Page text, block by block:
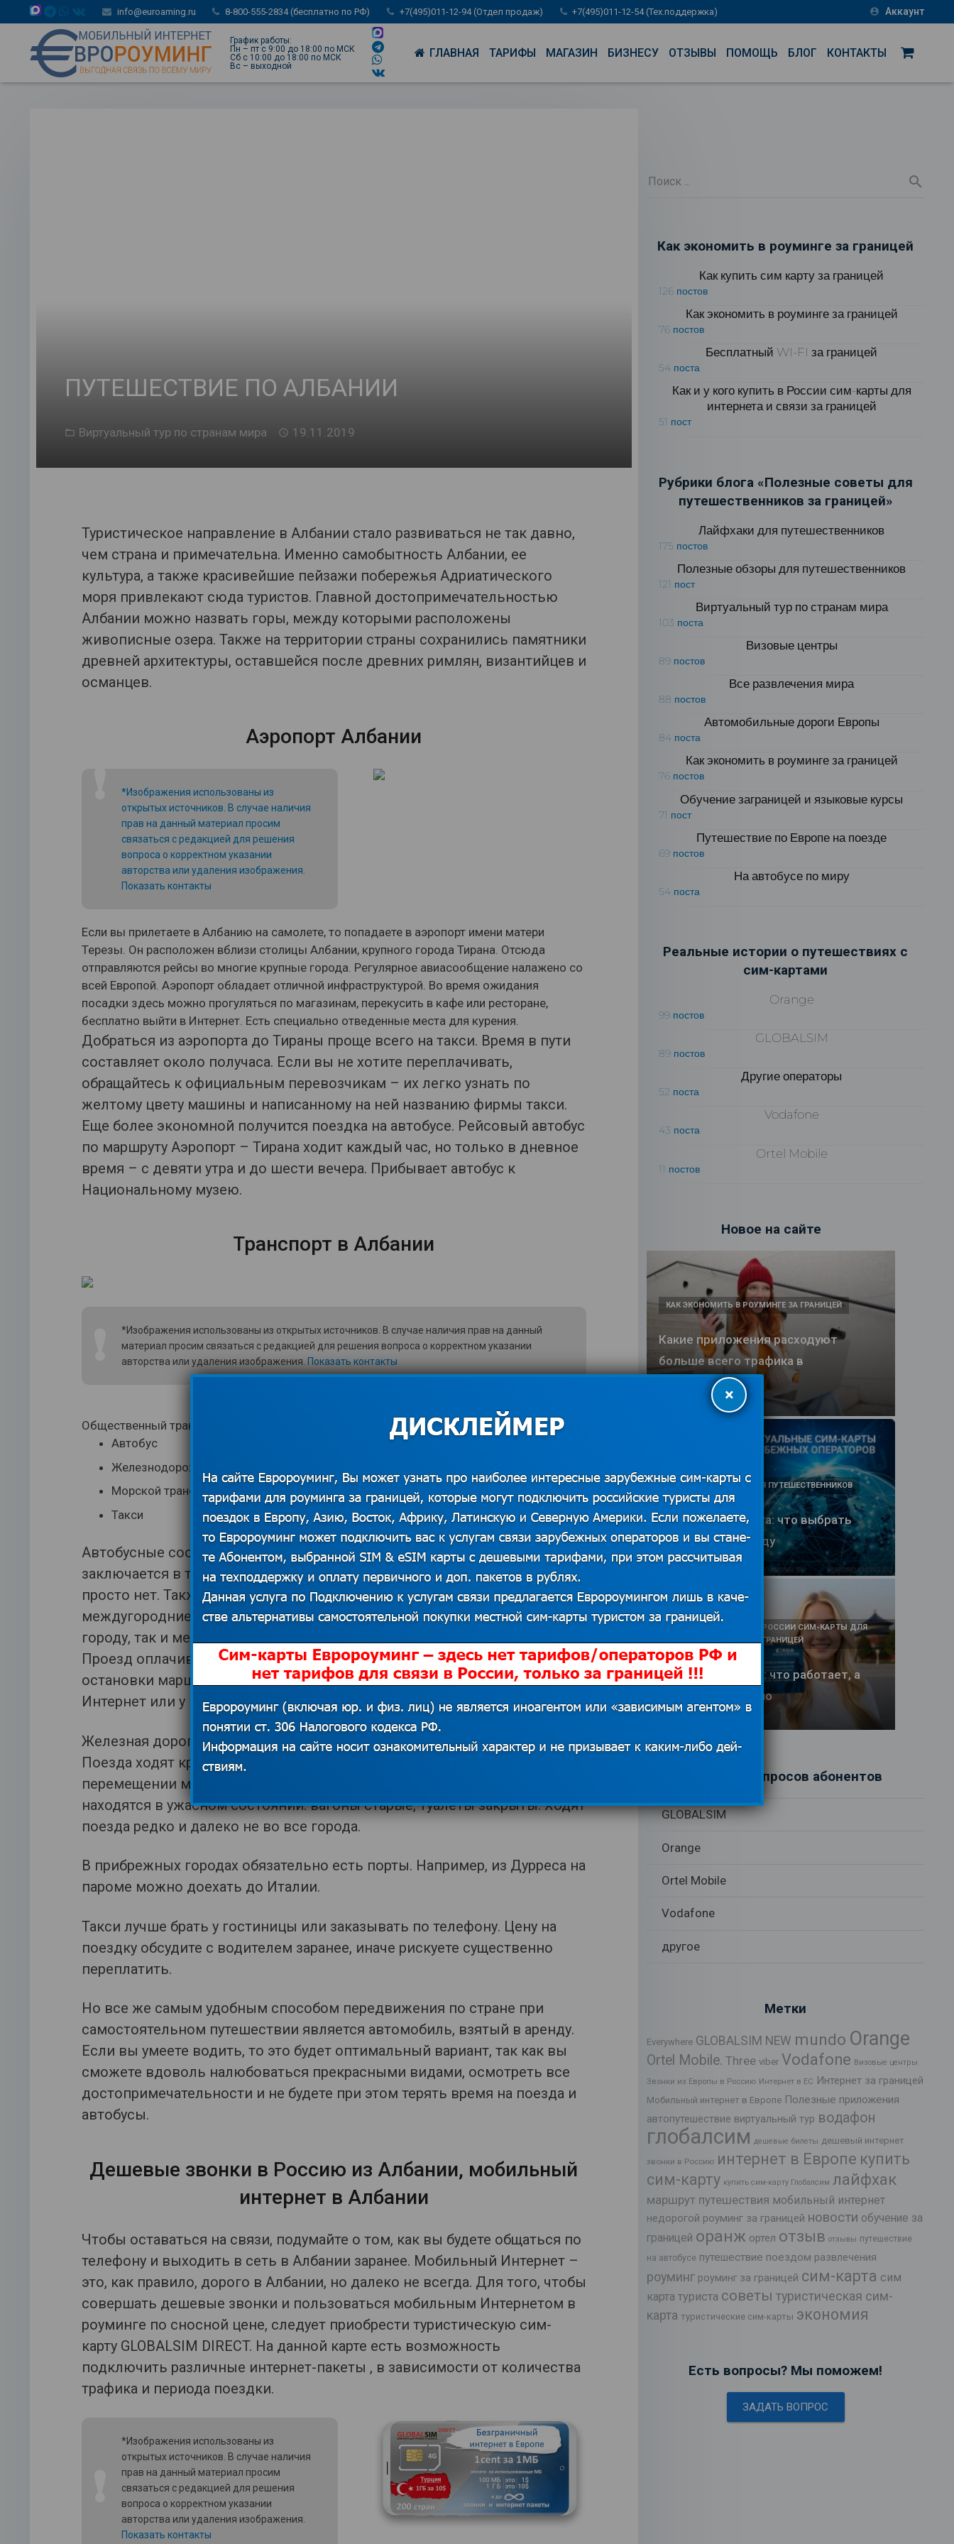
info@euroaming.ru 8-800-555-2834 (бесплатно по РФ) +7(495)011-12-94 (Отдел продаж) +7(495)011-12-54 (Тех.поддержка) account_circle Аккаунт
График работы:
Пн – пт с 9:00 до 18:00 по МСК
Сб с 10:00 до 18:00 по МСК
Вс – выходной
ГЛАВНАЯ ТАРИФЫ МАГАЗИН БИЗНЕСУ ОТЗЫВЫ ПОМОЩЬ БЛОГ КОНТАКТЫ
ПУТЕШЕСТВИЕ ПО АЛБАНИИ
Виртуальный тур по странам мира 19.11.2019
Туристическое направление в Албании стало развиваться не так давно,
чем страна и примечательна. Именно самобытность Албании, ее
культура, а также красивейшие пейзажи побережья Адриатического
моря привлекают сюда туристов. Главной достопримечательностью
Албании можно назвать горы, между которыми расположены
живописные озера. Также на территории страны сохранились памятники
древней архитектуры, оставшейся после древних римлян, византийцев и
османцев.
Аэропорт Албании
*Изображения использованы из
открытых источников. В случае наличия
прав на данный материал просим
связаться с редакцией для решения
вопроса о корректном указании
авторства или удаления изображения.
Показать контакты
Если вы прилетаете в Албанию на самолете, то попадаете в аэропорт имени матери
Терезы. Он расположен вблизи столицы Албании, крупного города Тирана. Отсюда
отправляются рейсы во многие крупные города. Регулярное авиасообщение налажено со
всей Европой. Аэропорт обладает отличной инфраструктурой. Во время ожидания
посадки здесь можно прогуляться по магазинам, перекусить в кафе или ресторане,
бесплатно выйти в Интернет. Есть специально отведенные места для курения.
Добраться из аэропорта до Тираны проще всего на такси. Время в пути
составляет около получаса. Если вы не хотите переплачивать,
обращайтесь к официальным перевозчикам – их легко узнать по
желтому цвету машины и написанному на ней названию фирмы такси.
Еще более экономной получится поездка на автобусе. Рейсовый автобус
по маршруту Аэропорт – Тирана ходит каждый час, но только в дневное
время – с девяти утра и до шести вечера. Прибывает автобус к
Национальному музею.
Транспорт в Албании
*Изображения использованы из открытых источников. В случае наличия прав на данный
материал просим связаться с редакцией для решения вопроса о корректном указании
авторства или удаления изображения. Показать контакты
Общественный транспорт в стране представлен несколькими видами:
Автобус
Железнодорожные сообщения
Морской транспорт (паромы)
Такси
Автобусные сообщения в Албании налажены отлично, но проблема
заключается в том, что расписание рейсов найти невозможно – его
просто нет. Также нет и автостанций, откуда бы совершались
междугородние поездки. Автобусы и маршрутные такси ходят как по
городу, так и между городами, но вот поймать их не всегда просто.
Проезд оплачивается непосредственно водителю, а расписание и
остановки маршруток и рейсовых автобусов придется уточнять через
Интернет или у местных жителей.
Железная дорога в Албании – не лучший способ для путешествий.
Поезда ходят крайне медленно, так что вы только потеряете время на
перемещении между городами. Кроме того, железнодорожные составы
находятся в ужасном состоянии: вагоны старые, туалеты закрыты. Ходят
поезда редко и далеко не во все города.
В прибрежных городах обязательно есть порты. Например, из Дурреса на
пароме можно доехать до Италии.
Такси лучше брать у гостиницы или заказывать по телефону. Цену на
поездку обсудите с водителем заранее, иначе рискуете существенно
переплатить.
Но все же самым удобным способом передвижения по стране при
самостоятельном путешествии является автомобиль, взятый в аренду.
Если вы умеете водить, то это будет оптимальный вариант, так как вы
сможете вдоволь налюбоваться прекрасными видами, осмотреть все
достопримечательности и не будете при этом терять время на поезда и
автобусы.
Дешевые звонки в Россию из Албании, мобильный
интернет в Албании
Чтобы оставаться на связи, подумайте о том, как вы будете общаться по
телефону и выходить в сеть в Албании заранее. Мобильный Интернет –
это, как правило, дорого в Албании, но далеко не всегда. Для того, чтобы
совершать дешевые звонки и пользоваться мобильным Интернетом в
роуминге по сносной цене, следует приобрести туристическую сим-
карту GLOBALSIM DIRECT. На данной карте есть возможность
подключить различные интернет-пакеты , в зависимости от количества
трафика и периода поездки.
*Изображения использованы из
открытых источников. В случае наличия
прав на данный материал просим
связаться с редакцией для решения
вопроса о корректном указании
авторства или удаления изображения.
Показать контакты
Как экономить в роуминге за границей
Как купить сим карту за границей
126 постов
Как экономить в роуминге за границей
76 постов
Бесплатный WI-FI за границей
54 поста
Как и у кого купить в России сим-карты для
интернета и связи за границей
51 пост
Рубрики блога «Полезные советы для
путешественников за границей»
Лайфхаки для путешественников
175 постов
Полезные обзоры для путешественников
121 пост
Виртуальный тур по странам мира
103 поста
Визовые центры
89 постов
Все развлечения мира
88 постов
Автомобильные дороги Европы
84 поста
Как экономить в роуминге за границей
76 постов
Обучение заграницей и языковые курсы
71 пост
Путешествие по Европе на поезде
69 постов
На автобусе по миру
54 поста
Реальные истории о путешествиях с
сим-картами
Orange
99 постов
GLOBALSIM
89 постов
Другие операторы
52 поста
Vodafone
43 поста
Ortel Mobile
11 постов
Новое на сайте
Какие приложения расходуют
больше всего трафика в
путешествии
КАК ЭКОНОМИТЬ В РОУМИНГЕ ЗА ГРАНИЦЕЙ
25.06.2026
eSIM или SIM-карта: что выбрать
туристу в 2026 году
ПОЛЕЗНЫЕ ОБЗОРЫ ДЛЯ ПУТЕШЕСТВЕННИКОВ
25.06.2026
Интернет в Китае: что работает, а
что заблокировано
КАК И У КОГО КУПИТЬ В РОССИИ СИМ-КАРТЫ ДЛЯ
ИНТЕРНЕТА И СВЯЗИ ЗА ГРАНИЦЕЙ
17.06.2026
Рубрики вопросов абонентов
GLOBALSIM
Orange
Ortel Mobile
Vodafone
другое
Метки
Everywhere GLOBALSIM NEW mundo Orange
Ortel Mobile. Three viber Vodafone Визовые центры
Звонки из Европы в Россию Интернет в ЕС Интернет за границей
Мобильный интернет в Европе Полезные приложения
автопутешествие виртуальный тур водафон
глобалсим дешевые билеты дешевый интернет
звонки в Россию интернет в Европе купить
сим-карту купить сим-карту Глобалсим лайфхак
маршрут путешествия мобильный интернет
недорогой роуминг за границей новости обучение за
границей оранж ортел отзыв отзывы путешествие
на автобусе путешествие поездом развлечения
роуминг роуминг за границей сим-карта сим
карта туриста советы туристическая сим-
карта туристические сим-карты экономия
Есть вопросы? Мы поможем!
ЗАДАТЬ ВОПРОС
×